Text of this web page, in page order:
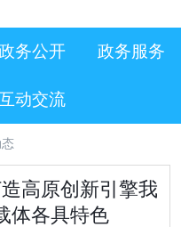
务公开 政务服务
动交流
态
高原创新引擎我
体各具特色